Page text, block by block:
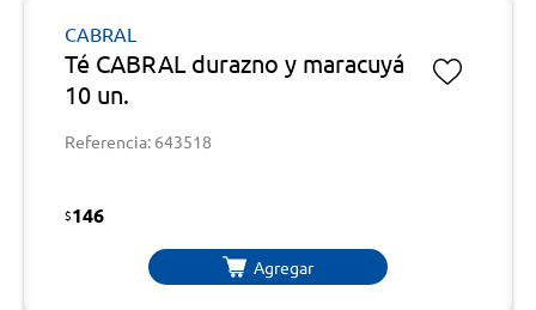
CABRAL
Té CABRAL durazno y maracuyá
10 un.
Referencia: 643518
$146
Agregar